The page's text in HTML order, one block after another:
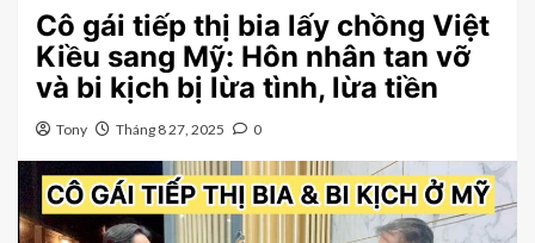
Cô gái tiếp thị bia lấy chồng Việt
Kiều sang Mỹ: Hôn nhân tan vỡ
và bi kịch bị lừa tình, lừa tiền
Tony Tháng 8 27, 2025 0